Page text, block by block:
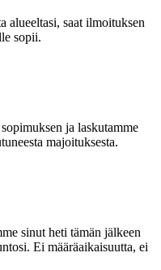
alueeltasi, saat ilmoituksen
sopii.
ja laskutamme
majoituksesta.
sinut heti tämän jälkeen
Ei määräaikaisuutta, ei